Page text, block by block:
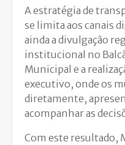
A estratégia de
se limita aos canais
ainda a divulgação
institucional no
Municipal e a
executivo, onde os
diretamente,
acompanhar as
Com este resultado,